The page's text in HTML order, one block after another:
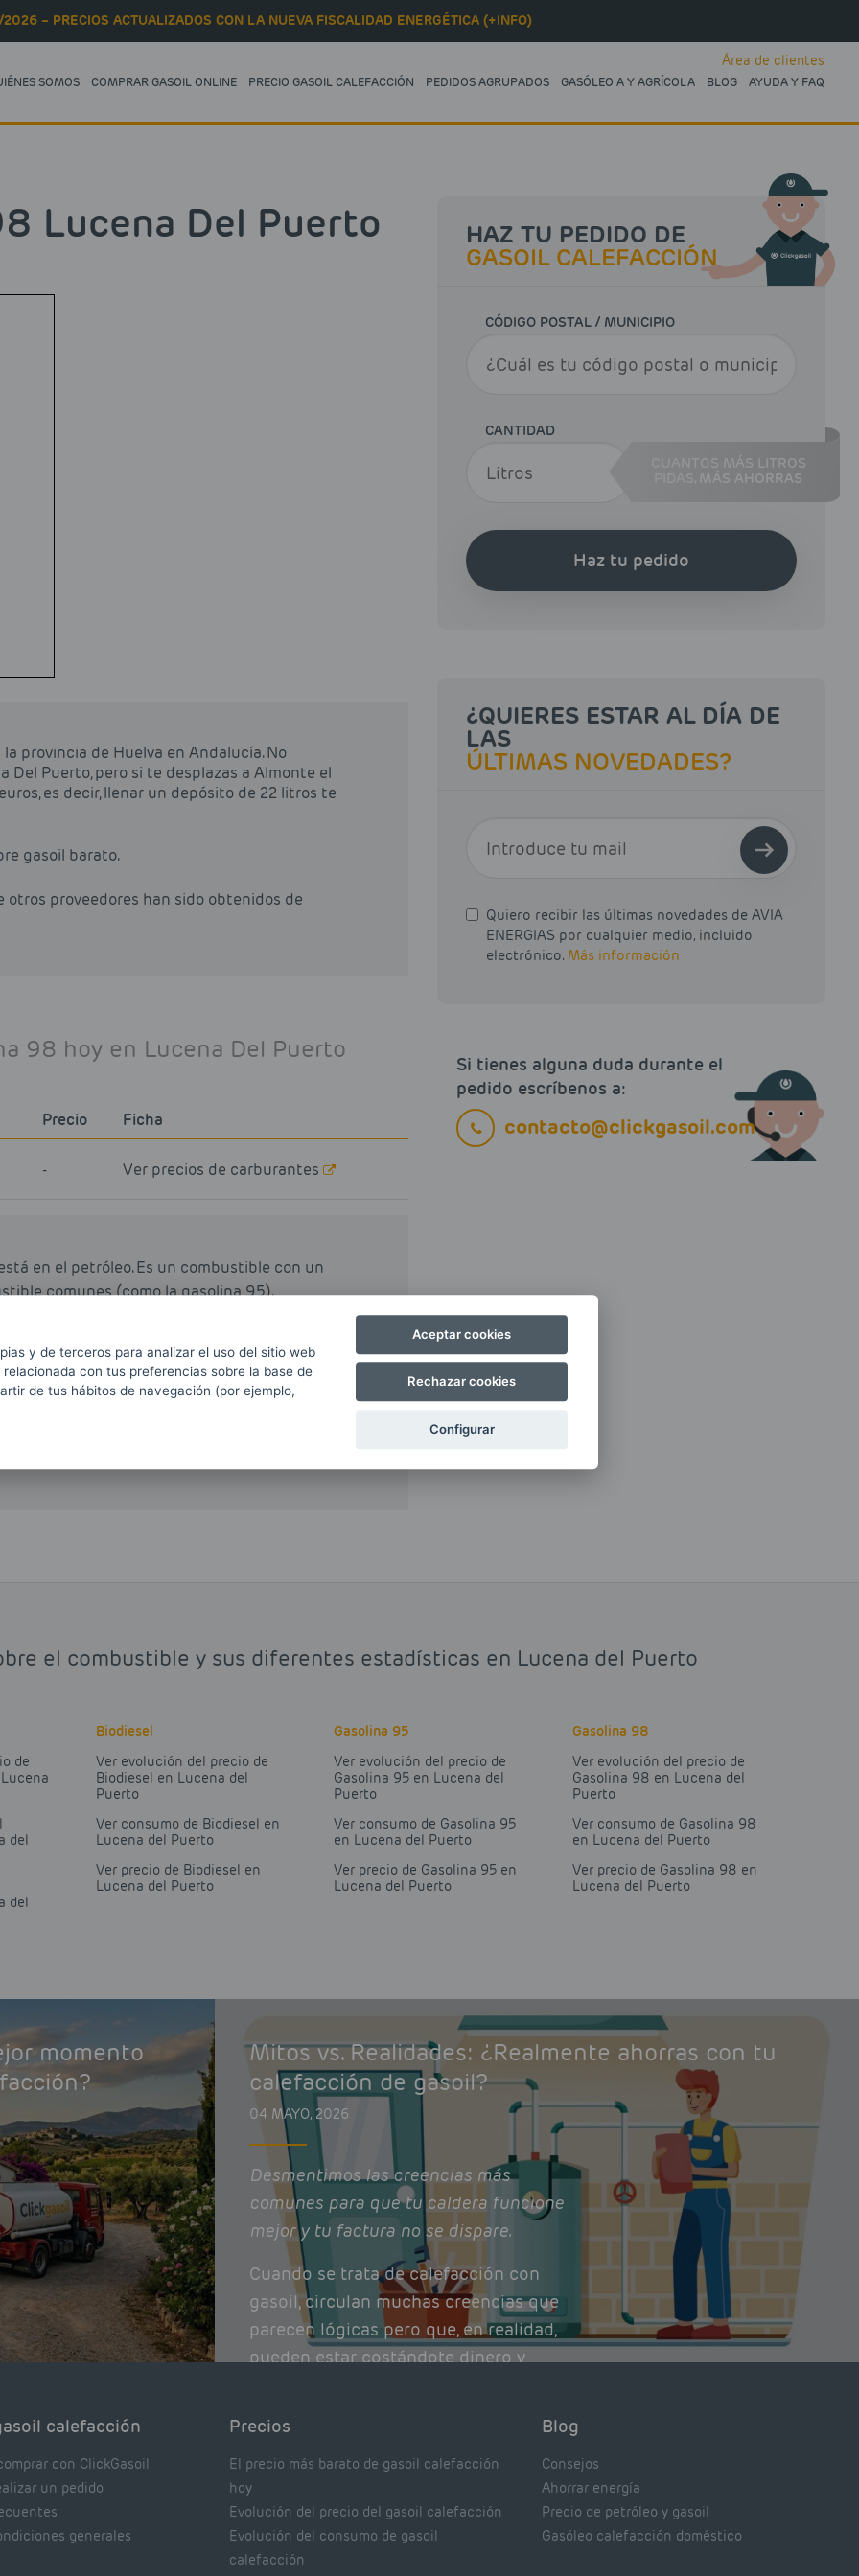
– PRECIOS ACTUALIZADOS CON LA NUEVA FISCALIDAD ENERGÉTICA (+INFO)
SOMOS COMPRAR GASOIL ONLINE PRECIO GASOIL CALEFACCIÓN PEDIDOS AGRUPADOS GASÓLEO A Y AGRÍCOLA BLOG AYUDA Y FAQ
Área de clientes
Lucena Del Puerto
provincia de Huelva en Andalucía. No
Puerto, pero si te desplazas a Almonte el
es decir, llenar un depósito de 22 litros te
gasoil barato.
otros proveedores han sido obtenidos de
98 hoy en Lucena Del Puerto
Precio
Ficha
- Ver precios de carburantes
en el petróleo. Es un combustible con un
comunes (como la gasolina 95).
en el interior de los cilindros del motor
notablemente su duración y
por tanto, seguir las instrucciones del
el uso de gasolina 98. La principal
con el precio de las gasolina 95 o el
HAZ TU PEDIDO DE
GASOIL CALEFACCIÓN
CÓDIGO POSTAL / MUNICIPIO
CANTIDAD
CUANTOS MÁS LITROS
MÁS AHORRAS
Haz tu pedido
¿QUIERES ESTAR AL DÍA DE
LAS
ÚLTIMAS NOVEDADES?
Quiero recibir las últimas novedades de AVIA
ENERGIAS por cualquier medio, incluido
electrónico. Más información
Si tienes alguna duda durante el
pedido escríbenos a:
contacto@clickgasoil.com
el combustible y sus diferentes estadísticas en Lucena del Puerto
de
del
del
Biodiesel
Ver evolución del precio de
Biodiesel en Lucena del
Puerto
Ver consumo de Biodiesel en
Lucena del Puerto
Ver precio de Biodiesel en
Lucena del Puerto
Gasolina 95
Ver evolución del precio de
Gasolina 95 en Lucena del
Puerto
Ver consumo de Gasolina 95
en Lucena del Puerto
Ver precio de Gasolina 95 en
Lucena del Puerto
Gasolina 98
Ver evolución del precio de
Gasolina 98 en Lucena del
Puerto
Ver consumo de Gasolina 98
en Lucena del Puerto
Ver precio de Gasolina 98 en
Lucena del Puerto
momento
Mitos vs. Realidades: ¿Realmente ahorras con tu
calefacción de gasoil?
04 MAYO, 2026
Desmentimos las creencias más
comunes para que tu caldera funcione
mejor y tu factura no se dispare.
Cuando se trata de calefacción con
gasoil, circulan muchas creencias que
parecen lógicas pero que, en realidad,
pueden estar costándote dinero y
calefacción
con ClickGasoil
un pedido
generales
Precios
El precio más barato de gasoil calefacción
hoy
Evolución del precio del gasoil calefacción
Evolución del consumo de gasoil
calefacción
Blog
Consejos
Ahorrar energía
Precio de petróleo y gasoil
Gasóleo calefacción doméstico
y de terceros para analizar el uso del sitio web
con tus preferencias sobre la base de
de tus hábitos de navegación (por ejemplo,
Aceptar cookies
Rechazar cookies
Configurar